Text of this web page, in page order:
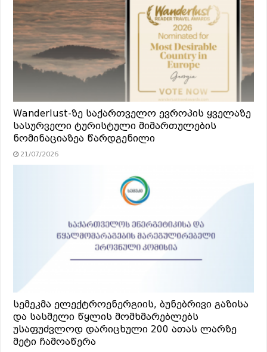
Wanderlust-ზე საქართველო ევროპის ყველაზე
სასურველი ტურისტული მიმართულების
ნომინაციაზეა წარდგენილი
21/07/2026
სემეკმა ელექტროენერგიის, ბუნებრივი გაზისა
და სასმელი წყლის მომხმარებლებს
უსაფუძვლოდ დარიცხული 200 ათას ლარზე
მეტი ჩამოაწერა